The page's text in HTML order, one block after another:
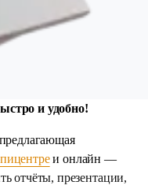
и удобно!
и онлайн —
отчёты, презентации,